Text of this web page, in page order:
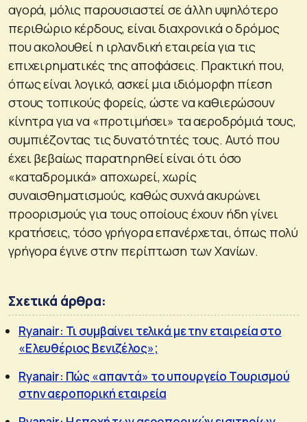
αγορά, μόλις παρουσιαστεί σε άλλη υψηλότερο
περιθώριο κέρδους, είναι διαχρονικά ο δρόμος
που ακολουθεί η ιρλανδική εταιρεία για τις
επιχειρηματικές της αποφάσεις. Πρακτική που,
όπως είναι λογικό, ασκεί μια ιδιόμορφη πίεση
στους τοπικούς φορείς, ώστε να καθιερώσουν
κίνητρα για να «προτιμήσει» τα αεροδρόμιά τους,
συμπιέζοντας τις δυνατότητές τους. Αυτό που
έχει βεβαίως παρατηρηθεί είναι ότι όσο
«καταδρομικά» αποχωρεί, χωρίς
συναισθηματισμούς, καθώς συχνά ακυρώνει
προορισμούς για τους οποίους έχουν ήδη γίνει
κρατήσεις, τόσο γρήγορα επανέρχεται, όπως πολύ
γρήγορα έγινε στην περίπτωση των Χανίων.
Σχετικά άρθρα:
Ryanair: Τι συμβαίνει τελικά με την εταιρεία στο
«Ελευθέριος Βενιζέλος»;
Ryanair: Πώς «απαντά» το υπουργείο Τουρισμού
στην αεροπορική εταιρεία